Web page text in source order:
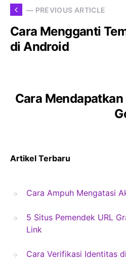
— PREVIOUS ARTICLE
Cara Mengganti
di Android
Cara
Artikel Terbaru
Cara Ampuh Mengatasi
5 Situs Pemendek URL
Link
Cara Verifikasi Identitas